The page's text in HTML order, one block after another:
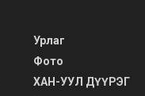
Урлаг
Фото
ХАН-УУЛ ДҮҮРЭГ